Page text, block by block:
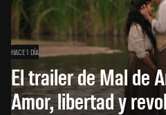
HACE 1 DÍA
El trailer de Mal de
Amor, libertad y